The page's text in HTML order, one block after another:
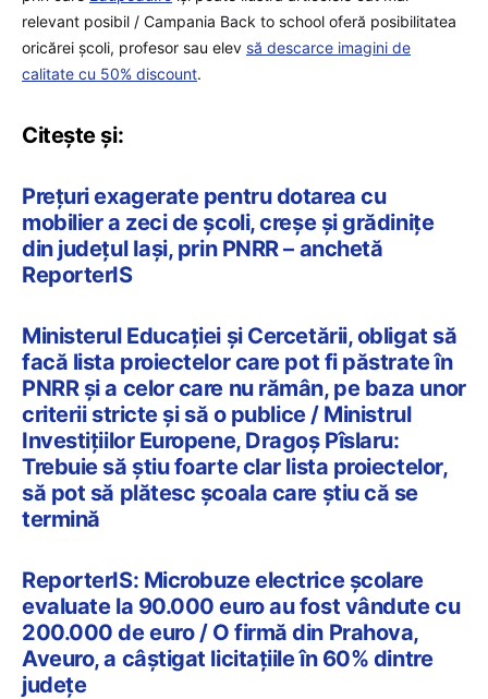
relevant posibil / Campania Back to school oferă posibilitatea
oricărei școli, profesor sau elev să descarce imagini de
calitate cu 50% discount.
Citește și:
Prețuri exagerate pentru dotarea cu
mobilier a zeci de școli, creșe și grădinițe
din județul Iași, prin PNRR – anchetă
ReporterIS
Ministerul Educației și Cercetării, obligat să
facă lista proiectelor care pot fi păstrate în
PNRR și a celor care nu rămân, pe baza unor
criterii stricte și să o publice / Ministrul
Investițiilor Europene, Dragoș Pîslaru:
Trebuie să știu foarte clar lista proiectelor,
să pot să plătesc școala care știu că se
termină
ReporterIS: Microbuze electrice școlare
evaluate la 90.000 euro au fost vândute cu
200.000 de euro / O firmă din Prahova,
Aveuro, a câștigat licitațiile în 60% dintre
județe